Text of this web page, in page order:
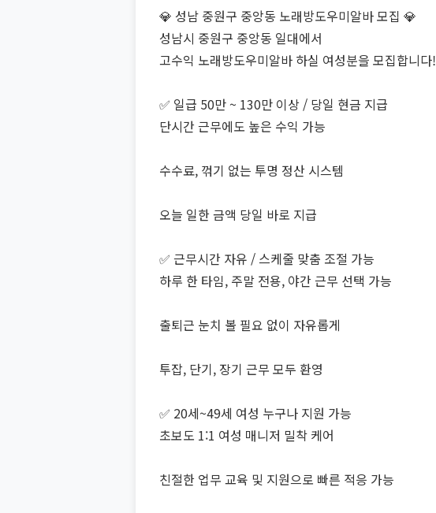
💎 성남 중원구 중앙동 노래방도우미알바 모집 💎
성남시 중원구 중앙동 일대에서
고수익 노래방도우미알바 하실 여성분을 모집합니다!
✅ 일급 50만 ~ 130만 이상 / 당일 현금 지급
단시간 근무에도 높은 수익 가능
수수료, 꺾기 없는 투명 정산 시스템
오늘 일한 금액 당일 바로 지급
✅ 근무시간 자유 / 스케줄 맞춤 조절 가능
하루 한 타임, 주말 전용, 야간 근무 선택 가능
출퇴근 눈치 볼 필요 없이 자유롭게
투잡, 단기, 장기 근무 모두 환영
✅ 20세~49세 여성 누구나 지원 가능
초보도 1:1 여성 매니저 밀착 케어
친절한 업무 교육 및 지원으로 빠른 적응 가능